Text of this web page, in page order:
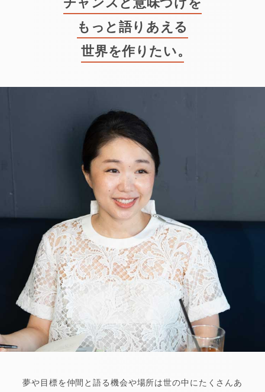
もっと語りあえる
世界を作りたい。
夢や目標を仲間と語る機会や場所は世の中にたくさんあ